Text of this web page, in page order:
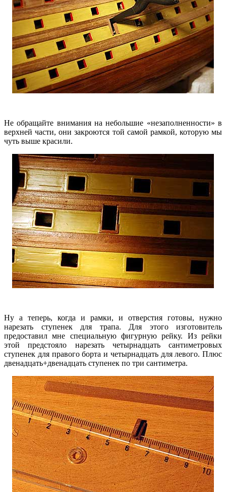
Не обращайте внимания на небольшие «незаполненности» в
верхней части, они закроются той самой рамкой, которую мы
чуть выше красили.
Ну а теперь, когда и рамки, и отверстия готовы, нужно
нарезать ступенек для трапа. Для этого изготовитель
предоставил мне специальную фигурную рейку. Из рейки
этой предстояло нарезать четырнадцать сантиметровых
ступенек для правого борта и четырнадцать для левого. Плюс
двенадцать+двенадцать ступенек по три сантиметра.